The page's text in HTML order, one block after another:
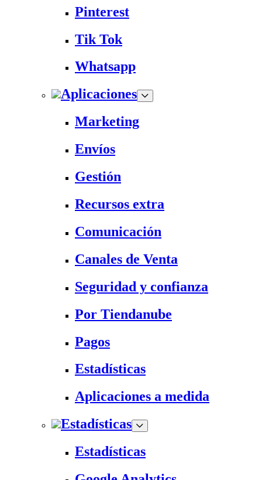
Pinterest
Tik Tok
Whatsapp
Aplicaciones
Marketing
Envíos
Gestión
Recursos extra
Comunicación
Canales de Venta
Seguridad y confianza
Por Tiendanube
Pagos
Estadísticas
Aplicaciones a medida
Estadísticas
Estadísticas